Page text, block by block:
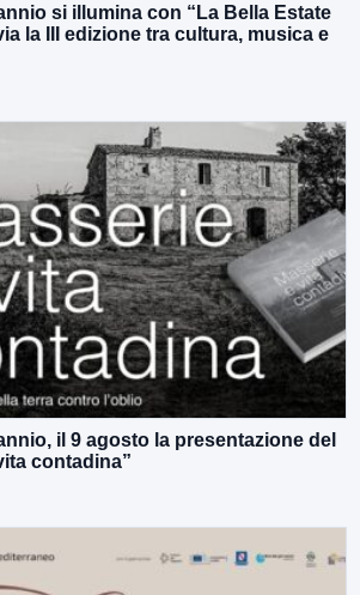
si illumina con “La Bella Estate
la III edizione tra cultura, musica e
il 9 agosto la presentazione del
contadina”